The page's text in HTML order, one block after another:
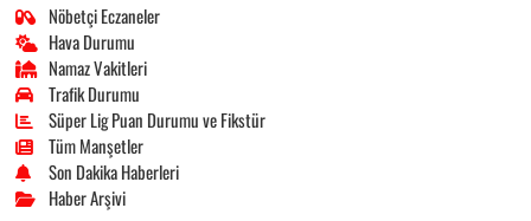
Nöbetçi Eczaneler
Hava Durumu
Namaz Vakitleri
Trafik Durumu
Süper Lig Puan Durumu ve Fikstür
Tüm Manşetler
Son Dakika Haberleri
Haber Arşivi